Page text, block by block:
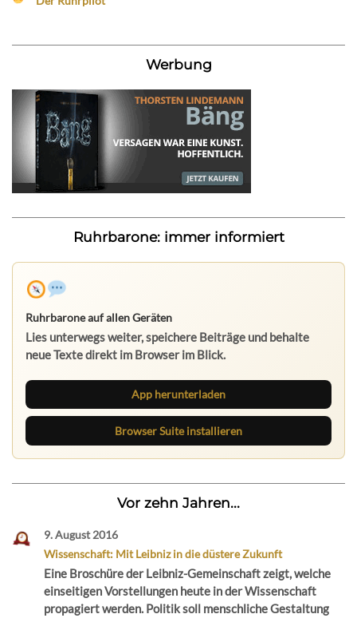
Werbung
Ruhrbarone: immer informiert
Ruhrbarone auf allen Geräten
Lies unterwegs weiter, speichere Beiträge und behalte
neue Texte direkt im Browser im Blick.
App herunterladen
Browser Suite installieren
Vor zehn Jahren...
9. August 2016
Wissenschaft: Mit Leibniz in die düstere Zukunft
Eine Broschüre der Leibniz-Gemeinschaft zeigt, welche
einseitigen Vorstellungen heute in der Wissenschaft
propagiert werden. Politik soll menschliche Gestaltung